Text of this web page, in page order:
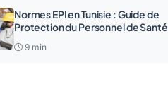
Normes EPI en Tunisie : Guide de
Protection du Personnel de Santé
9 min